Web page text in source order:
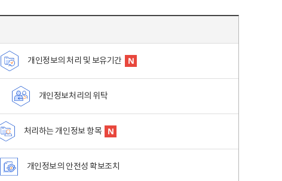
개인정보의 처리 및 보유기간
개인정보처리의 위탁
처리하는 개인정보 항목
개인정보의 안전성 확보조치